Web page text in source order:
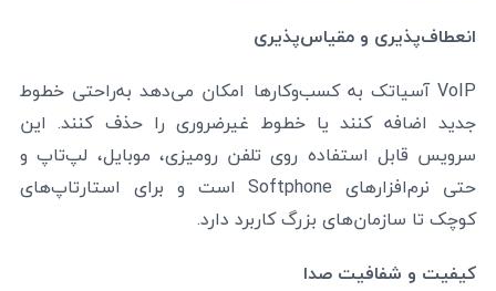
انعطاف‌پذیری و مقیاس‌پذیری
VoIP آسیاتک به کسب‌وکارها امکان می‌دهد به‌راحتی خطوط
جدید اضافه کنند یا خطوط غیرضروری را حذف کنند. این
سرویس قابل استفاده روی تلفن رومیزی، موبایل، لپ‌تاپ و
حتی نرم‌افزارهای Softphone است و برای استارتاپ‌های
کوچک تا سازمان‌های بزرگ کاربرد دارد.
کیفیت و شفافیت صدا